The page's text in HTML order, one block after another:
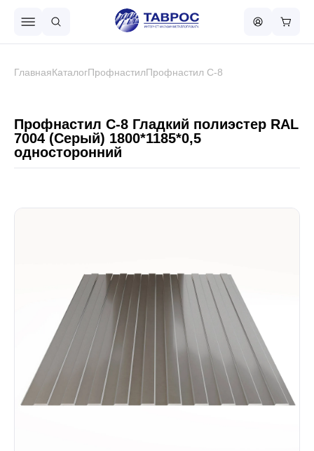
Металлочерепица
Сваи винтовые
Забор
Кровля
ГлавнаяКаталогПрофнастилПрофнастил С-8
Профнастил С-8 Гладкий полиэстер RAL
7004 (Серый) 1800*1185*0,5
односторонний